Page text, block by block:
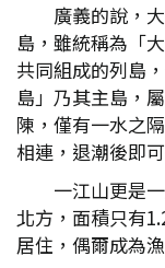
廣義的說，
島，雖統稱為「
共同組成的列島
島」乃其主島，
陳，僅有一水之
相連，退潮後即
一江山更是
北方，面積只有
居住，偶爾成為